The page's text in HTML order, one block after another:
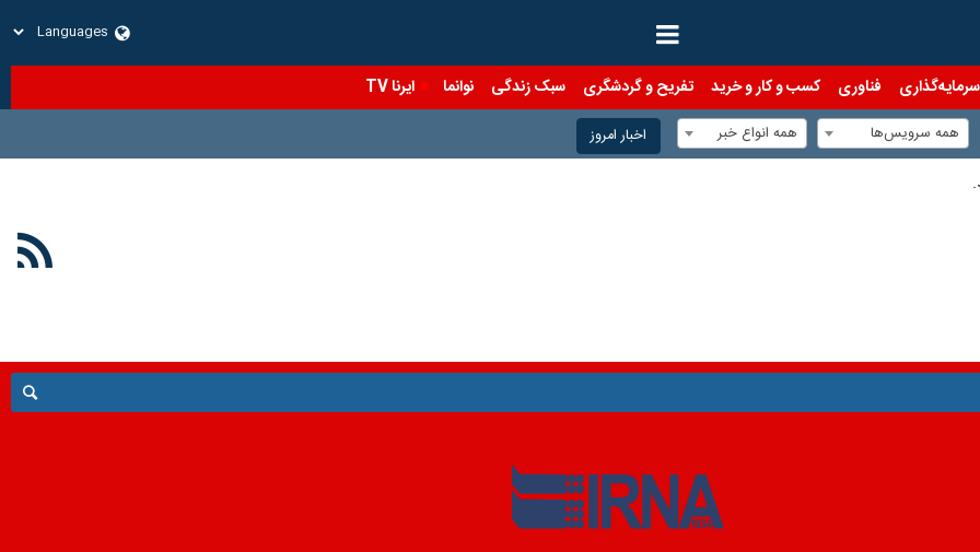
سرمایه‌گذاری فناوری کسب و کار و خرید تفریح و گردشگری سبک زندگی نوانما ایرنا TV
همه سرویس‌ها همه انواع خبر اخبار امروز